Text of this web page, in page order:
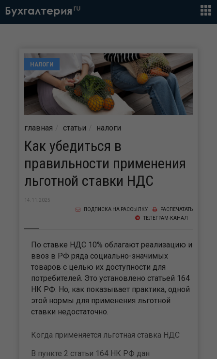
Бухгалтерия ru
НАЛОГИ
главная статьи налоги
Как убедиться в
правильности применения
льготной ставки НДС
14.11.2025
РАСПЕЧАТАТЬ
ПОДПИСКА НА РАССЫЛКУ
ТЕЛЕГРАМ-КАНАЛ
По ставке НДС 10% облагают реализацию и
ввоз в РФ ряда социально-значимых
товаров с целью их доступности для
потребителей. Это установлено статьей 164
НК РФ. Но, как показывает практика, одной
этой нормы для применения льготной
ставки недостаточно.
Когда применяется льготная ставка НДС
В пункте 2 статьи 164 НК РФ дан